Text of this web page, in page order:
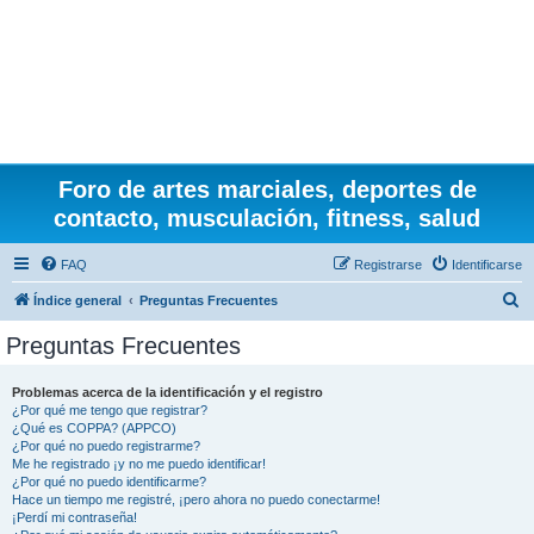
Foro de artes marciales, deportes de
contacto, musculación, fitness, salud
FAQ Identificarse
Registrarse
Índice general Preguntas Frecuentes
Preguntas Frecuentes
Problemas acerca de la identificación y el registro
¿Por qué me tengo que registrar?
¿Qué es COPPA? (APPCO)
¿Por qué no puedo registrarme?
Me he registrado ¡y no me puedo identificar!
¿Por qué no puedo identificarme?
Hace un tiempo me registré, ¡pero ahora no puedo conectarme!
¡Perdí mi contraseña!